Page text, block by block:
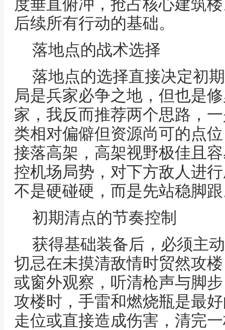
度垂直俯冲，抢占核心建筑
后续所有行动的基础。
落地点的战术选择
落地点的选择直接决定初
局是兵家必争之地，但也是
家，我反而推荐两个思路，
类相对偏僻但资源尚可的点
接落高架，高架视野极佳且
控机场局势，对下方敌人进
不是硬碰硬，而是先站稳脚
初期清点的节奏控制
获得基础装备后，必须主
切忌在未摸清敌情时贸然攻
或窗外观察，听清枪声与脚
攻楼时，手雷和燃烧瓶是最
走位或直接造成伤害，清完